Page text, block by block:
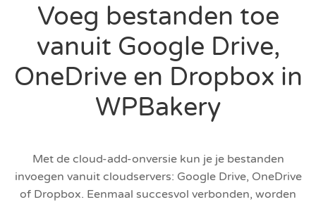
Voeg bestanden toe
vanuit Google Drive,
OneDrive en Dropbox in
WPBakery
Met de cloud-add-onversie kun je je bestanden
invoegen vanuit cloudservers: Google Drive, OneDrive
of Dropbox. Eenmaal succesvol verbonden, worden